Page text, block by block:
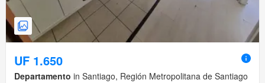
UF 1.650
Departamento in Santiago, Región Metropolitana de Santiago